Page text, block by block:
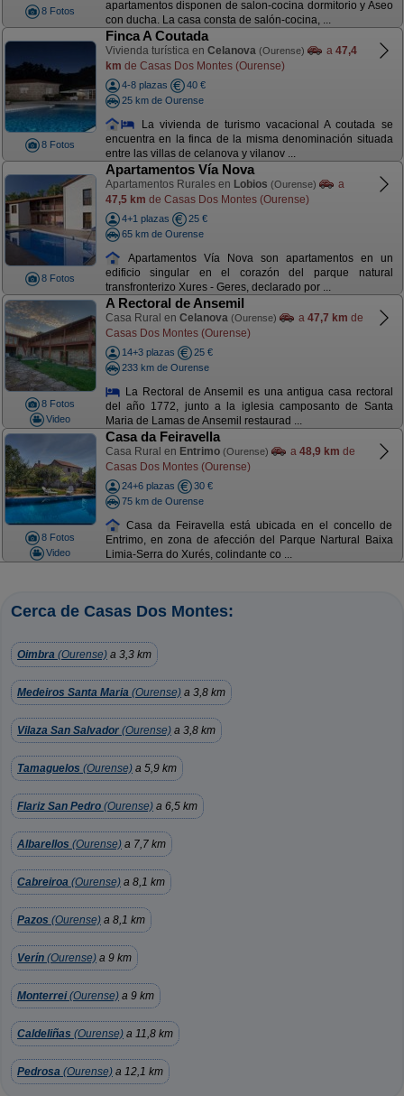
8 Fotos
apartamentos disponen de salon-cocina dormitorio y Aseo
con ducha. La casa consta de salón-cocina, ...
8 Fotos
Finca A Coutada
Vivienda turística en Celanova (Ourense) a 47,4
km de Casas Dos Montes (Ourense)
4-8 plazas
40 €
25 km de Ourense
La vivienda de turismo vacacional A coutada se
encuentra en la finca de la misma denominación situada
entre las villas de celanova y vilanov ...
8 Fotos
Apartamentos Vía Nova
Apartamentos Rurales en Lobios (Ourense)
a
47,5 km de Casas Dos Montes (Ourense)
4+1 plazas
25 €
65 km de Ourense
Apartamentos Vía Nova son apartamentos en un
edificio singular en el corazón del parque natural
transfronterizo Xures - Geres, declarado por ...
8 Fotos
Video
A Rectoral de Ansemil
Casa Rural en Celanova (Ourense) a 47,7 km de
Casas Dos Montes (Ourense)
14+3 plazas
25 €
233 km de Ourense
La Rectoral de Ansemil es una antigua casa rectoral
del año 1772, junto a la iglesia camposanto de Santa
Maria de Lamas de Ansemil restaurad ...
8 Fotos
Video
Casa da Feiravella
Casa Rural en Entrimo (Ourense) a 48,9 km de
Casas Dos Montes (Ourense)
24+6 plazas
30 €
75 km de Ourense
Casa da Feiravella está ubicada en el concello de
Entrimo, en zona de afección del Parque Nartural Baixa
Limia-Serra do Xurés, colindante co ...
Cerca de Casas Dos Montes:
Oimbra (Ourense) a 3,3 km
Medeiros Santa Maria (Ourense) a 3,8 km
Vilaza San Salvador (Ourense) a 3,8 km
Tamaguelos (Ourense) a 5,9 km
Flariz San Pedro (Ourense) a 6,5 km
Albarellos (Ourense) a 7,7 km
Cabreiroa (Ourense) a 8,1 km
Pazos (Ourense) a 8,1 km
Verín (Ourense) a 9 km
Monterrei(Ourense) a 9 km
Caldeliñas (Ourense) a 11,8 km
Pedrosa (Ourense) a 12,1 km